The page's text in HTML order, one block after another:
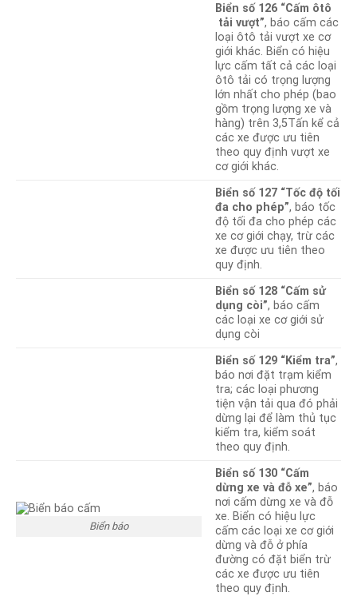
Biển số 126 “Cấm ôtô
tải vượt”, báo cấm các
loại ôtô tải vượt xe cơ
giới khác. Biển có hiệu
lực cấm tất cả các loại
ôtô tải có trọng lượng
lớn nhất cho phép (bao
gồm trọng lượng xe và
hàng) trên 3,5Tấn kể cả
các xe được ưu tiên
theo quy định vượt xe
cơ giới khác.
Biển số 127 “Tốc độ tối
đa cho phép”, báo tốc
độ tối đa cho phép các
xe cơ giới chạy, trừ các
xe được ưu tiên theo
quy định.
Biển số 128 “Cấm sử
dụng còi”, báo cấm
các loại xe cơ giới sử
dụng còi
Biển số 129 “Kiểm tra”,
báo nơi đặt trạm kiểm
tra; các loại phương
tiện vận tải qua đó phải
dừng lại để làm thủ tục
kiểm tra, kiểm soát
theo quy định.
Biển báo
Biển số 130 “Cấm
dừng xe và đỗ xe”, báo
nơi cấm dừng xe và đỗ
xe. Biển có hiệu lực
cấm các loại xe cơ giới
dừng và đỗ ở phía
đường có đặt biển trừ
các xe được ưu tiên
theo quy định.